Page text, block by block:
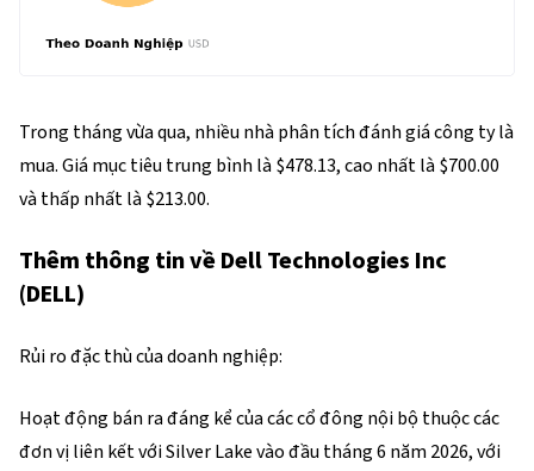
Trong tháng vừa qua, nhiều nhà phân tích đánh giá công ty là
mua. Giá mục tiêu trung bình là $478.13, cao nhất là $700.00
và thấp nhất là $213.00.
Thêm thông tin về Dell Technologies Inc
(DELL)
Rủi ro đặc thù của doanh nghiệp:
Hoạt động bán ra đáng kể của các cổ đông nội bộ thuộc các
đơn vị liên kết với Silver Lake vào đầu tháng 6 năm 2026, với